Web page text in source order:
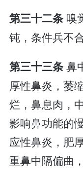
第三十二条 嗅
钝，条件兵不合
第三十三条鼻
厚性鼻炎，萎
烂，鼻息肉，
影响鼻功能的
应性鼻炎，肥
重鼻中隔偏曲